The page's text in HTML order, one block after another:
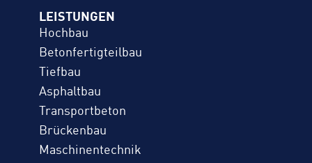
LEISTUNGEN
Hochbau
Betonfertigteilbau
Tiefbau
Asphaltbau
Transportbeton
Brückenbau
Maschinentechnik